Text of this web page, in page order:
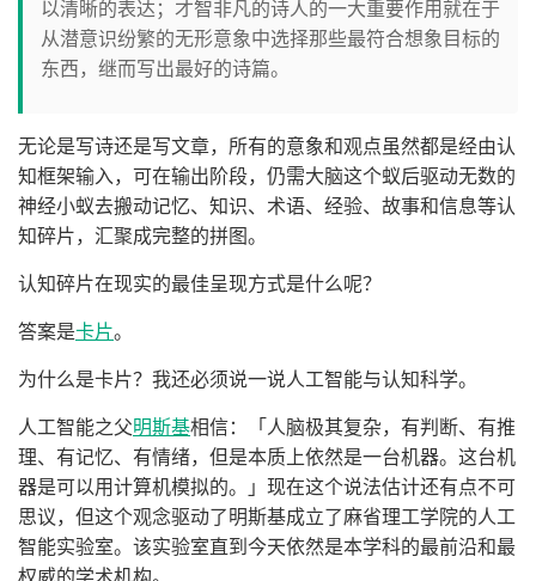
以清晰的表达；才智非凡的诗人的一大重要作用就在于
从潜意识纷繁的无形意象中选择那些最符合想象目标的
东西，继而写出最好的诗篇。
无论是写诗还是写文章，所有的意象和观点虽然都是经由认
知框架输入，可在输出阶段，仍需大脑这个蚁后驱动无数的
神经小蚁去搬动记忆、知识、术语、经验、故事和信息等认
知碎片，汇聚成完整的拼图。
认知碎片在现实的最佳呈现方式是什么呢？
答案是卡片。
为什么是卡片？我还必须说一说人工智能与认知科学。
人工智能之父明斯基相信：「人脑极其复杂，有判断、有推
理、有记忆、有情绪，但是本质上依然是一台机器。这台机
器是可以用计算机模拟的。」现在这个说法估计还有点不可
思议，但这个观念驱动了明斯基成立了麻省理工学院的人工
智能实验室。该实验室直到今天依然是本学科的最前沿和最
权威的学术机构。